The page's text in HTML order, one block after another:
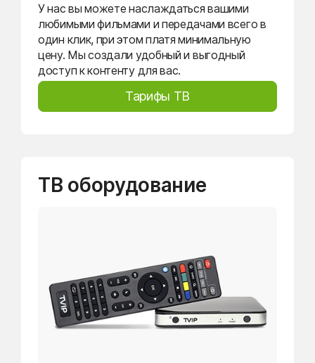
У нас вы можете наслаждаться вашими
любимыми фильмами и передачами всего в
один клик, при этом платя минимальную
цену. Мы создали удобный и выгодный
доступ к контенту для вас.
Тарифы ТВ
ТВ оборудование